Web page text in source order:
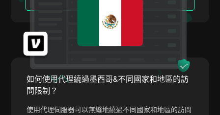
SoundCloud
Spotify
Square
Stripe
Taboola
如何使用代理繞過墨西哥&不同國家和地區的訪
問限制？
使用代理伺服器可以無縫地繞過不同國家和地區的訪問